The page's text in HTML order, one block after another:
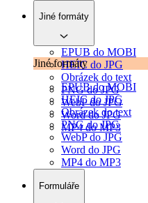
Jiné formáty
EPUB do MOBI
HEIC do JPG
Obrázek do text
PNG do JPG
WebP do JPG
Word do JPG
MP4 do MP3
Jiné formáty
EPUB do MOBI
HEIC do JPG
Obrázek do text
PNG do JPG
WebP do JPG
Word do JPG
MP4 do MP3
Formuláře